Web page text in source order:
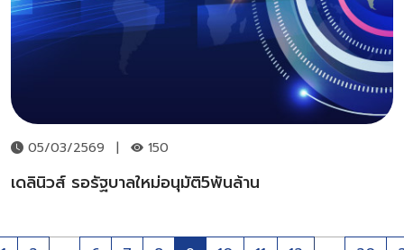
05/03/2569 | 150
เดลินิวส์ รอรัฐบาลใหม่อนุมัติ5พันล้าน